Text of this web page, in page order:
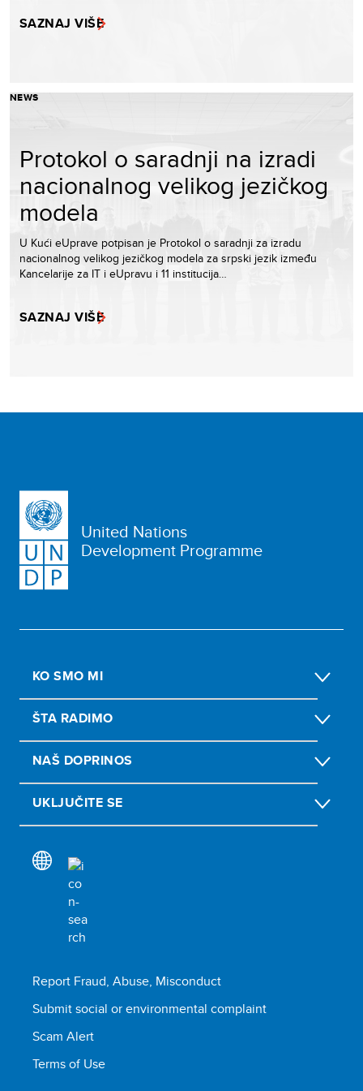
SAZNAJ VIŠE
NEWS
Protokol o saradnji na izradi
nacionalnog velikog jezičkog
modela
U Kući eUprave potpisan je Protokol o saradnji za izradu
nacionalnog velikog jezičkog modela za srpski jezik između
Kancelarije za IT i eUpravu i 11 institucija…
SAZNAJ VIŠE
United Nations
Development Programme
KO SMO MI
ŠTA RADIMO
NAŠ DOPRINOS
UKLJUČITE SE
Report Fraud, Abuse, Misconduct
Submit social or environmental complaint
Scam Alert
Terms of Use